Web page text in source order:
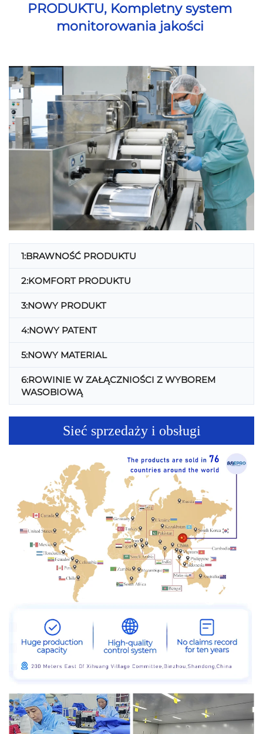
PRODUKTU, Kompletny system
monitorowania jakości
1:BRAWNOŚĆ PRODUKTU
2:KOMFORT PRODUKTU
3:NOWY PRODUKT
4:NOWY PATENT
5:NOWY MATERIAL
6:ROWINIE W ZAŁĄCZNIOŚCI Z WYBOREM
WASOBIOWĄ
Sieć sprzedaży i obsługi